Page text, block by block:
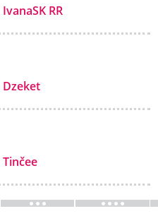
IvanaSK RR
Dzeket
Tinčee